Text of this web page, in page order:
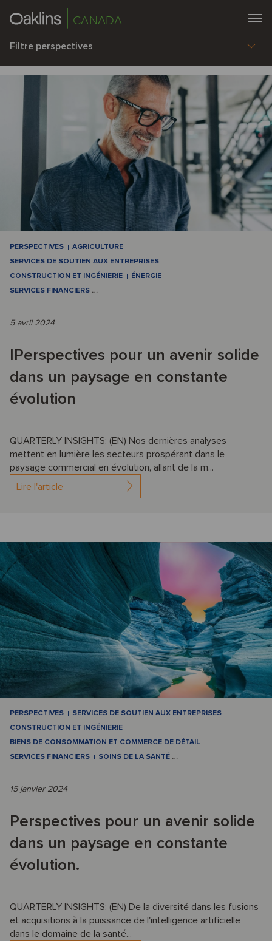
CANADA
Filtre perspectives
PERSPECTIVES
AGRICULTURE
SERVICES DE SOUTIEN AUX ENTREPRISES
CONSTRUCTION ET INGÉNIERIE
ÉNERGIE
SERVICES FINANCIERS …
5 avril 2024
IPerspectives pour un avenir solide
dans un paysage en constante
évolution
QUARTERLY INSIGHTS: (EN) Nos dernières analyses
mettent en lumière les secteurs prospérant dans le
paysage commercial en évolution, allant de la m...
Lire l'article
PERSPECTIVES
SERVICES DE SOUTIEN AUX ENTREPRISES
CONSTRUCTION ET INGÉNIERIE
BIENS DE CONSOMMATION ET COMMERCE DE DÉTAIL
SERVICES FINANCIERS
SOINS DE LA SANTÉ …
15 janvier 2024
Perspectives pour un avenir solide
dans un paysage en constante
évolution.
QUARTERLY INSIGHTS: (EN) De la diversité dans les fusions
et acquisitions à la puissance de l'intelligence artificielle
dans le domaine de la santé...